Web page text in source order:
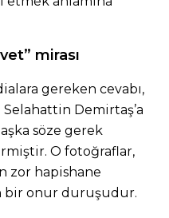
mirası
gereken cevabı,
Demirtaş’a
söze gerek
O fotoğraflar,
zor hapishane
bir onur duruşudur.